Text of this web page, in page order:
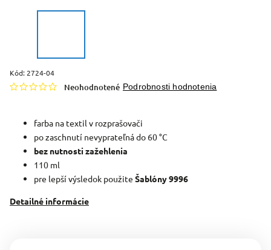
Kód: 2724-04
Neohodnotené Podrobnosti hodnotenia
farba na textil v rozprašovači
po zaschnutí nevyprateľná do 60 °C
bez nutnosti zažehlenia
110 ml
pre lepší výsledok použite Šablóny 9996
Detailné informácie